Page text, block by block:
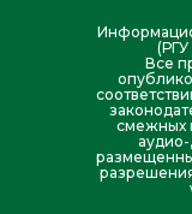
Все
смежных